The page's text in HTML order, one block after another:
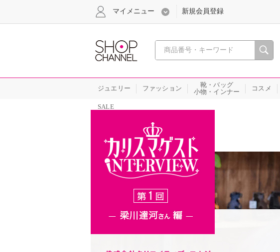
心おどる、瞬間を。通販・
マイメニュー 新規会員登録
ジュエリー ファッション
靴・バッグ
小物・インナー
コスメ
SALE